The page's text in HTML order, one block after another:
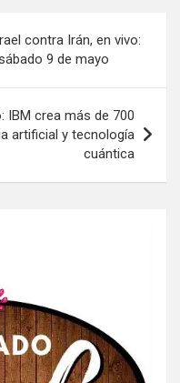
contra Irán, en vivo:
9 de mayo
IBM crea más de 700
artificial y tecnología
cuántica